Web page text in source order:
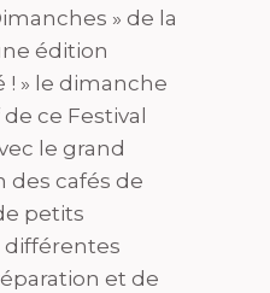
» de la
édition
! » le dimanche
ce Festival
le grand
des cafés de
petits
différentes
et de